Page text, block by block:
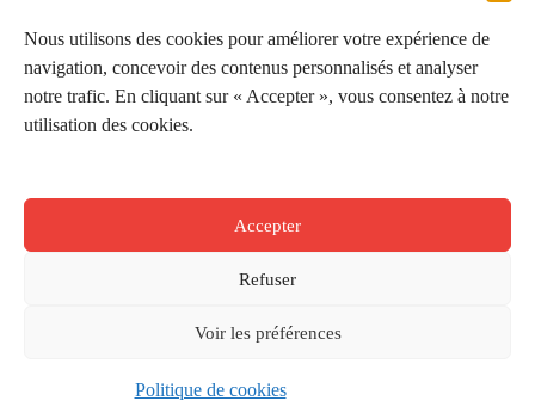
Nous utilisons des cookies pour améliorer votre expérience de
navigation, concevoir des contenus personnalisés et analyser
notre trafic. En cliquant sur « Accepter », vous consentez à notre
utilisation des cookies.
Accepter
Refuser
Voir les préférences
Politique de cookies
Réductions de la Carte Côté Courrier
Application